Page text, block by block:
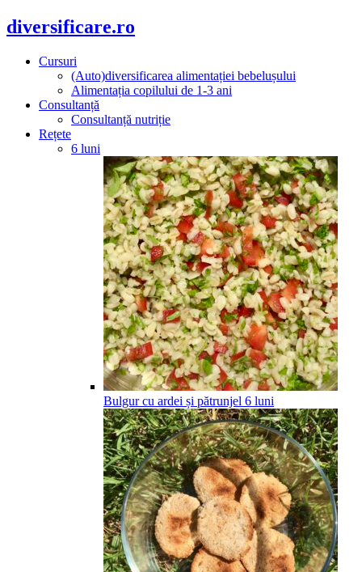
diversificare.ro
Cursuri
(Auto)diversificarea alimentației bebelușului
Alimentația copilului de 1-3 ani
Consultanță
Consultanță nutriție
Rețete
6 luni
Bulgur cu ardei și pătrunjel 6 luni